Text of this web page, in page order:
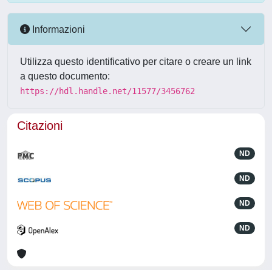
Informazioni
Utilizza questo identificativo per citare o creare un link
a questo documento:
https://hdl.handle.net/11577/3456762
Citazioni
ND
ND
ND
ND